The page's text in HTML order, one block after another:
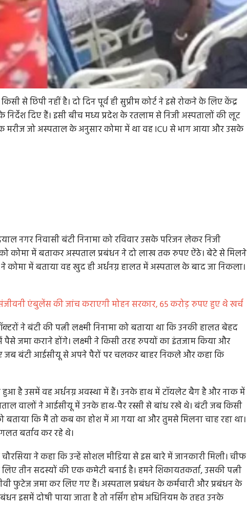
से छिपी नहीं है। दो दिन पूर्व ही सुप्रीम कोर्ट ने इसे रोकने के लिए केंद्र
दिए हैं। इसी बीच मध्य प्रदेश के रतलाम से निजी अस्पतालों की लूट
जो अस्पताल के अनुसार कोमा में था वह ICU से भाग आया और उसके
नगर निवासी बंटी निनामा को रविवार उसके परिजन लेकर निजी
कोमा में बताकर अस्पताल प्रबंधन ने दो लाख तक रुपए ऐंठे। बेटे से मिलने
कोमा में बताया वह खुद ही अर्धनग्न हालत में अस्पताल के बाद जा निकला।
एंबुलेंस की जांच कराएगी मोहन सरकार, 65 करोड़ रुपए हुए थे खर्च
ने बंटी की पत्नी लक्ष्मी निनामा को बताया था कि उनकी हालत बेहद
जमा कराने होंगे। लक्ष्मी ने किसी तरह रुपयों का इंतजाम किया और
जब बंटी आईसीयू से अपने पैरों पर चलकर बाहर निकले और कहा कि
हुआ है उसमें वह अर्धनग्न अवस्था में हैं। उनके हाथ में टॉयलेट बैग है और नाक में
वालों ने आईसीयू में उनके हाथ-पैर रस्सी से बांध रखे थे। बंटी जब किसी
बताया कि मैं तो कब का होश में आ गया था और तुमसे मिलना चाह रहा था।
बर्ताव कर रहे थे।
ने कहा कि उन्हें सोशल मीडिया से इस बारे में जानकारी मिली। चीफ
तीन सदस्यों की एक कमेटी बनाई है। हमने शिकायतकर्ता, उसकी पत्नी
फुटेज जमा कर लिए गए हैं। अस्पताल प्रबंधन के कर्मचारी और प्रबंधन के
इसमें दोषी पाया जाता है तो नर्सिंग होम अधिनियम के तहत उनके